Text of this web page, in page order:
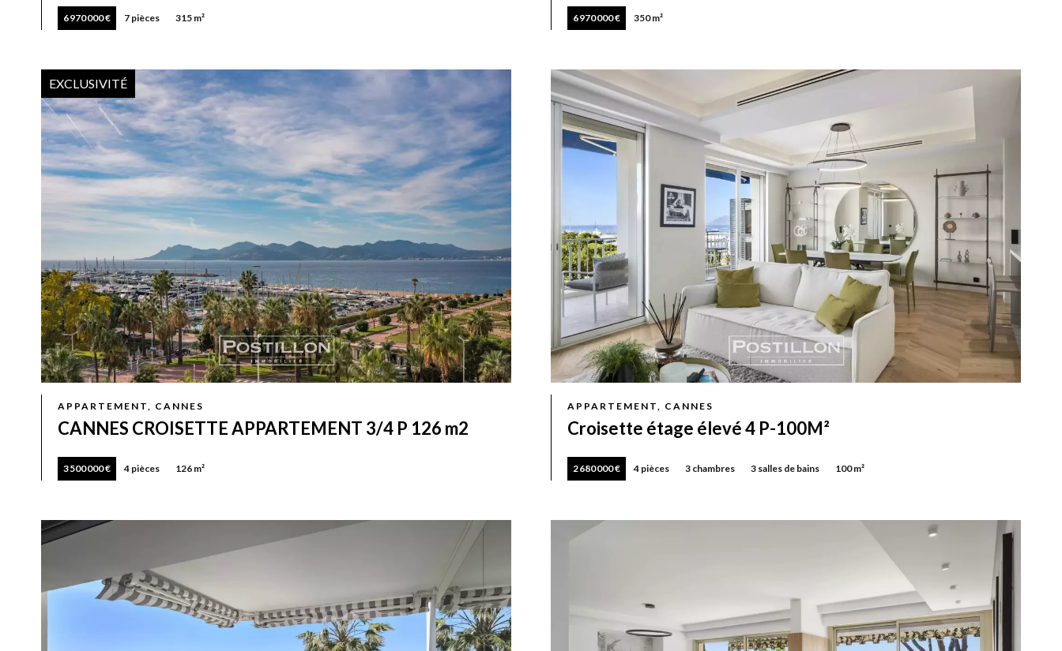
6 970 000 € 7 pièces 315 m² 6 970 000 € 350 m²
APPARTEMENT, CANNES
CANNES CROISETTE APPARTEMENT 3/4 P 126 m2
3 500 000 € 4 pièces 126 m²
EXCLUSIVITÉ
APPARTEMENT, CANNES
Croisette étage élevé 4 P-100M²
2 680 000 € 4 pièces 3 chambres 3 salles de bains 100 m²